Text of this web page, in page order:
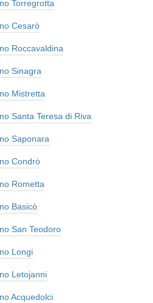
Torregrotta
Cesarò
Roccavaldina
Sinagra
Mistretta
Santa Teresa di Riva
Saponara
Condrò
Rometta
Basicò
San Teodoro
Longi
Letojanni
Acquedolci